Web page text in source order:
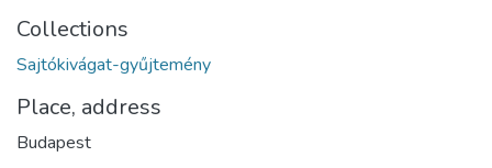
Collections
Sajtókivágat-gyűjtemény
Place, address
Budapest